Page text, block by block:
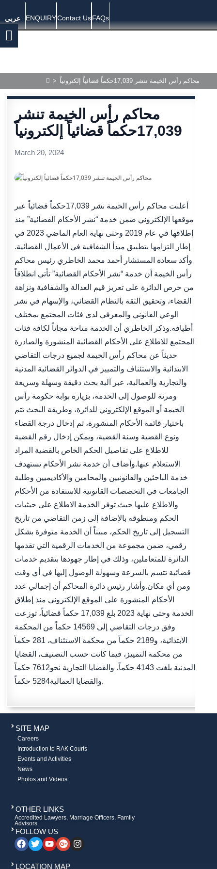
عربي ENQUIRYContact UsFAQs
> محاكم رأس الخيمة تنشر 17,039حكماً قضائياً إلكترونياً
محاكم رأس الخيمة تنشر
17,039حكماً قضائياً إلكترونياً
March 20, 2024
أعلنت محاكم رأس الخيمة نشر 17,039حكماً قضائياً عبر
موقعها الإلكتروني ضمن خدمة “نشر الأحكام القضائية” منذ
إطلاقها في عام 2019 وحتى نهاية العام الماضي 2023 في
إطار التزامها بتطبيق مبدأ الشفافية في الأعمال القضائية.
وأكد سعادة المستشار أحمد محمد الخاطري رئيس محاكم
رأس الخيمة أن خدمة “نشر الأحكام القضائية” تأتي انطلاقاً
من حرص الدائرة على تعزيز قيم العدالة والشفافية ونزاهة
القضاء، وتحقيق الثقة بالنظام القضائي، والإسهام في نشر
الوعي القانوني والمعرفي لدى فئات المجتمع بمختلف
أطيافه.وذكر الخاطري أن الخدمة متاحة مجاناً لكافة فئات
المجتمع للاطلاع على الأحكام القضائية المنشورة والصادرة
حديثاً عن محاكم رأس الخيمة لجميع درجات التقاضي
الابتدائية والاستئناف والتمييز في الدوائر القضائية المدنية
والتجارية والعمالية، عبر آلية بحث دقيقة وسهلة وسريعة
ومرنة للوصول إلى الخدمة، بزيارة بوابة حكومة رأس
الخيمة أو الموقع الإلكتروني للدائرة، وطريقة البحث تتم
باختيار قائمة الأحكام المنشورة، ثم إدخال درجة القضاء
ونوع القضية وسنة القضية، ويمكن إدخال رقم القضية
للاطلاع على تفاصيل الحكم الخاص بالقضية المراد
الاستعلام عنها.وأضاف أن خدمة نشر الأحكام تستهدف
خدمة الباحثين والقانونيين والمحامين والأكاديميين وطلبة
الجامعات في التخصصات القانونية للاستفادة من الأحكام
والاطلاع عليها حيث توفر الخدمة الاطلاع على حيثيات
الحكم ومنطوقه بالإضافة إلى زمن التقاضي من تاريخ
التسجيل إلى تاريخ الحكم، مبيناً أن الخدمة متوفرة بشكل
رقمي، ضمن مجموعة من الخدمات الرقمية التي تقدمها
الدائرة للمتعاملين، وذلك في إطار جهودها بتقديم خدمات
قضائية تتسم بالسرعة وسهولة الوصول إليها في أي وقت
ومن أي مكان.وأشار رئيس دائرة المحاكم أن إجمالي عدد
الأحكام المنشورة على الموقع الإلكتروني منذ إطلاق
الخدمة وحتى نهاية 2023 بلغ 17,039 حكماً قضائياً، توزعت
وفق درجات التقاضي إلى 14569 حكماً من المحكمة
الابتدائية، و2189 حكماً من محكمة الاستئناف، 281 حكماً
من محكمة التمييز، فيما كانت حسب التصنيف، القضايا
المدنية بلغت 4143 حكماً، والقضايا التجارية نحو7612 حكماً
والقضايا العمالية5284 حكماً.
SITE MAP
Careers
Introduction to RAK Courts
Events and Activities
News
Photos and Videos
OTHER LINKS
Accredited Lawyers, Marriage Officers, Family
Advisors
FOLLOW US
LOCATION MAP